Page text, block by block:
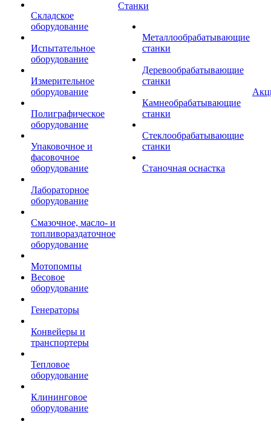
Складское
оборудование
Испытательное
оборудование
Измерительное
оборудование
Полиграфическое
оборудование
Упаковочное и
фасовочное
оборудование
Лабораторное
оборудование
Смазочное, масло- и
топливораздаточное
оборудование
Мотопомпы
Весовое
оборудование
Генераторы
Конвейеры и
транспортеры
Тепловое
оборудование
Клининговое
оборудование
Станки
Металлообрабатывающие
станки
Деревообрабатывающие
станки
Камнеобрабатывающие
станки
Стеклообрабатывающие
станки
Станочная оснастка